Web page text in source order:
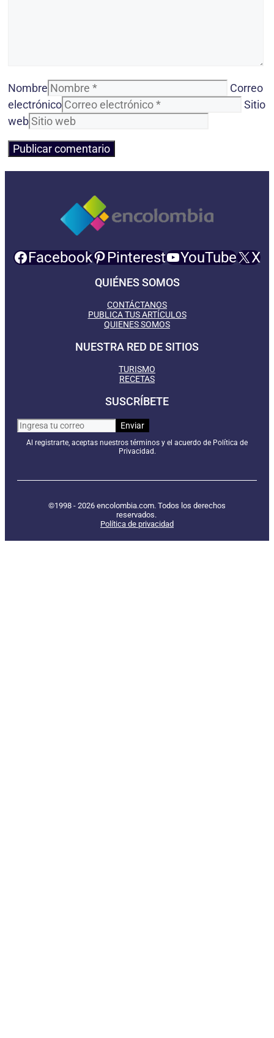
Nombre
Correo
electrónico
Sitio
web
Facebook Pinterest YouTube X
QUIÉNES SOMOS
CONTÁCTANOS
PUBLICA TUS ARTÍCULOS
QUIENES SOMOS
NUESTRA RED DE SITIOS
TURISMO
RECETAS
SUSCRÍBETE
Al registrarte, aceptas nuestros términos y el acuerdo de Política de
Privacidad.
©1998 - 2026 encolombia.com. Todos los derechos
reservados.
Política de privacidad